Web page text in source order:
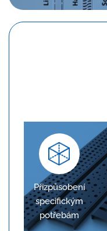
Přizpůsobení
specifickým
potřebám